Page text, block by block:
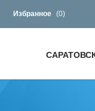
Избранное (0)